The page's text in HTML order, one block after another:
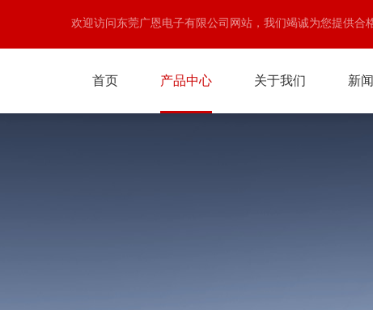
欢迎访问东莞广恩电子有限公司网站，我们竭诚为您提供合
首页 产品中心 关于我们 新